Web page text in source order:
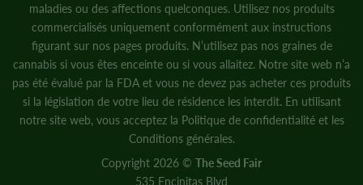
maladies ou des affections quelconques. Utilisez nos produits
commercialisés uniquement conformément aux instructions
figurant sur nos pages produits. N’utilisez pas nos graines de
cannabis si vous êtes enceinte ou si vous allaitez. Notre site web n’a
pas été évalué par la FDA et vous ne devez pas acheter ces produits
si la législation de votre lieu de résidence les interdit. En utilisant
notre site web, vous acceptez la Politique de confidentialitéet les
Conditions générales.
Copyright 2026 © The Seed Fair
535 Encinitas Blvd